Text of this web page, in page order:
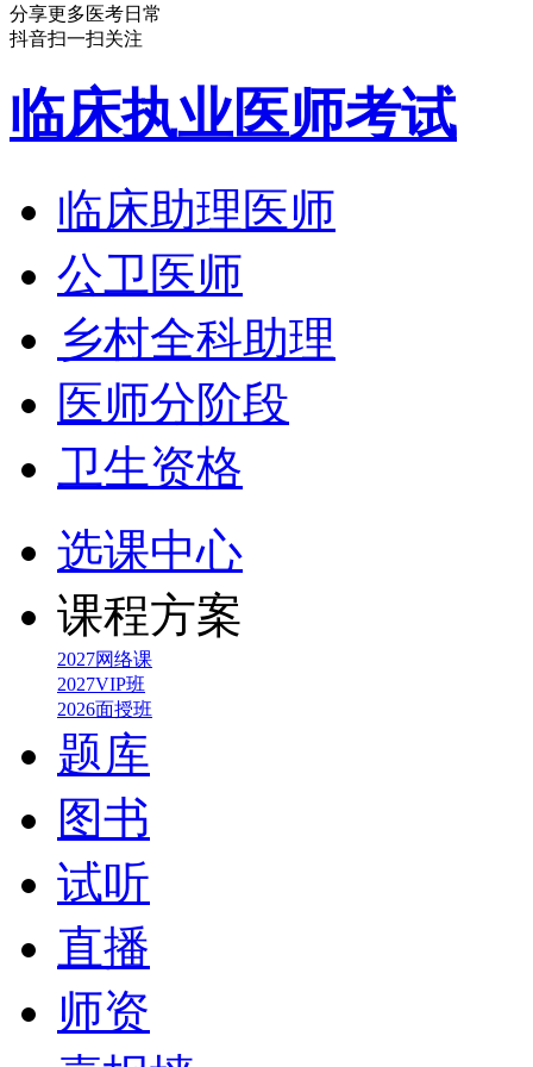
分享更多医考日常
抖音扫一扫关注
临床执业医师考试
临床助理医师
公卫医师
乡村全科助理
医师分阶段
卫生资格
选课中心
课程方案
2027网络课
2027VIP班
2026面授班
题库
图书
试听
直播
师资